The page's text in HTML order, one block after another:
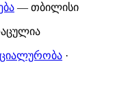
— თბილისი
·